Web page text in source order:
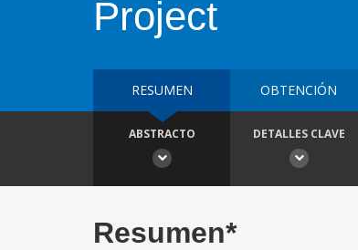
Project
RESUMEN OBTENCIÓN
ABSTRACTO DETALLES CLAVE
Resumen*